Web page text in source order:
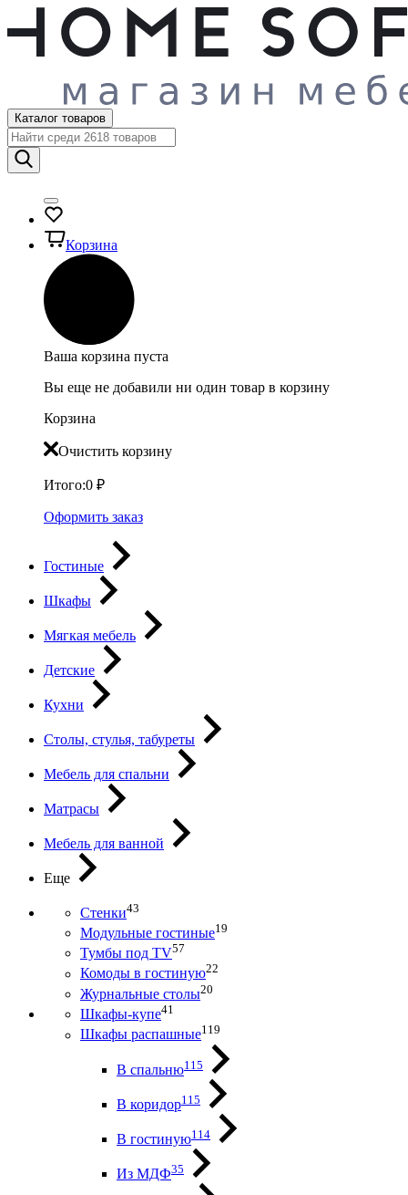
Каталог товаров
Корзина
Ваша корзина пуста
Вы еще не добавили ни один товар в корзину
Корзина
Очистить корзину
Итого:0 ₽
Оформить заказ
Гостиные
Шкафы
Мягкая мебель
Детские
Кухни
Столы, стулья, табуреты
Мебель для спальни
Матрасы
Мебель для ванной
Еще
Стенки43
Модульные гостиные19
Тумбы под ТV57
Комоды в гостиную22
Журнальные столы20
Шкафы-купе41
Шкафы распашные119
В спальню115
В коридор115
В гостиную114
Из МДФ35